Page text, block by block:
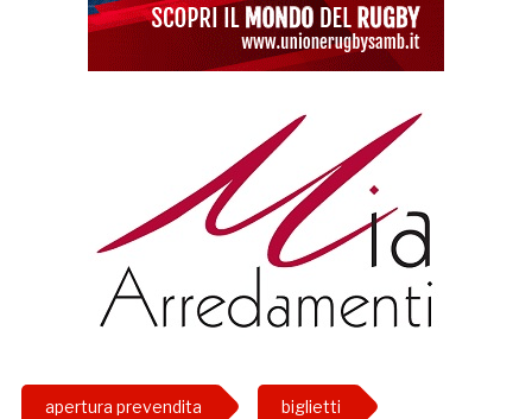
apertura prevendita biglietti